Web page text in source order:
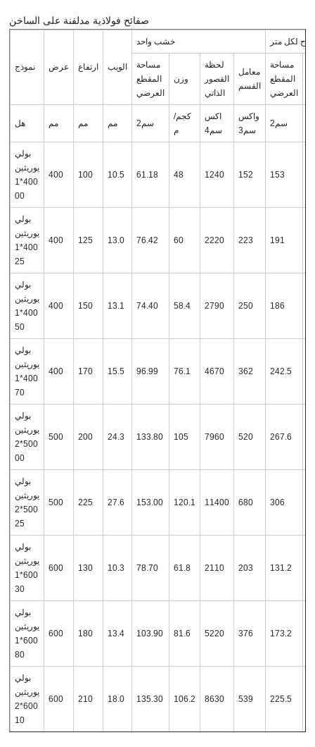
صفائح فولاذية مدلفنة على الساخن
نموذج عرض ارتفاع الويب
خشب واحد لوح لكل متر
مساحة
المقطع
العرضي
وزن
لحظة
القصور
الذاتي
معامل
القسم
مساحة
المقطع
العرضي
هل مم مم مم سم2
كجم/
م
اكس
سم4
واكس
سم3
سم2
بولي
يوريثين
400*1
00
400 100 10.5 61.18 48 1240 152 153
بولي
يوريثين
400*1
25
400 125 13.0 76.42 60 2220 223 191
بولي
يوريثين
400*1
50
400 150 13.1 74.40 58.4 2790 250 186
بولي
يوريثين
400*1
70
400 170 15.5 96.99 76.1 4670 362 242.5
بولي
يوريثين
500*2
00
500 200 24.3 133.80 105 7960 520 267.6
بولي
يوريثين
500*2
25
500 225 27.6 153.00 120.1 11400 680 306
بولي
يوريثين
600*1
30
600 130 10.3 78.70 61.8 2110 203 131.2
بولي
يوريثين
600*1
80
600 180 13.4 103.90 81.6 5220 376 173.2
بولي
يوريثين
600*2
10
600 210 18.0 135.30 106.2 8630 539 225.5